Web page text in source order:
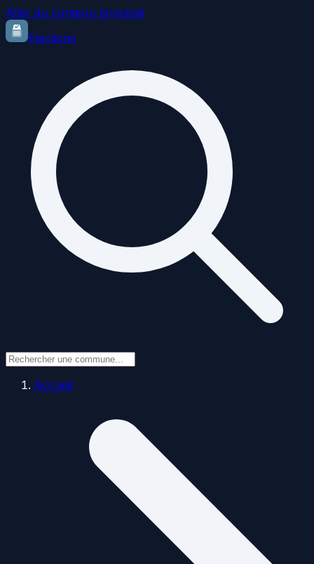
Aller au contenu principal
Elections
Accueil